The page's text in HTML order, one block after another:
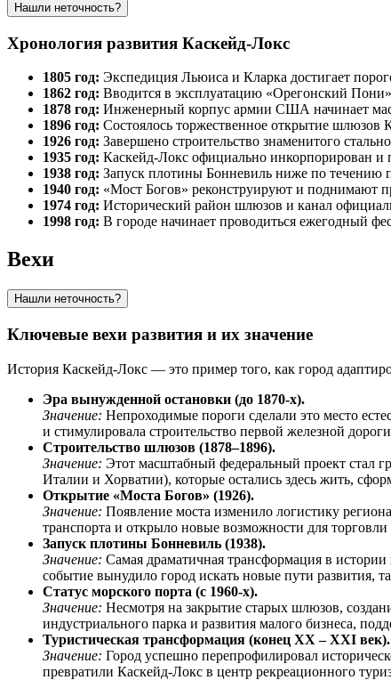
Нашли неточность?
Хронология развития Каскейд-Локс
1805 год: Экспедиция Льюиса и Кларка достигает
1862 год: Вводится в эксплуатацию «Орегонский
1878 год: Инженерный корпус армии США начинает
1896 год: Состоялось торжественное открытие шлюзов
1926 год: Завершено строительство знаменитого
1935 год: Каскейд-Локс официально инкорпорирован и
1938 год: Запуск плотины Бонневиль ниже по течению
1940 год: «Мост Богов» реконструируют и поднимают
1974 год: Исторический район шлюзов и канал
1998 год: В городе начинает проводиться ежегодный
Вехи
Нашли неточность?
Ключевые вехи развития и их значение
История Каскейд-Локс — это пример того, как город
Эра вынужденной остановки (до 1870-х).
Значение: Непроходимые пороги сделали это место
и стимулировала строительство первой железной
Строительство шлюзов (1878–1896).
Значение: Этот масштабный федеральный проект стал
Италии и Хорватии), которые остались здесь жить,
Открытие «Моста Богов» (1926).
Значение: Появление моста изменило логистику
транспорта и открыло новые возможности для
Запуск плотины Бонневиль (1938).
Значение: Самая драматичная трансформация в
событие вынудило город искать новые пути
Статус морского порта (с 1960-х).
Значение: Несмотря на закрытие старых шлюзов,
индустриального парка и развития малого бизнеса,
Туристическая трансформация (конец XX – XXI век).
Значение: Город успешно перепрофилировал
превратили Каскейд-Локс в центр рекреационного